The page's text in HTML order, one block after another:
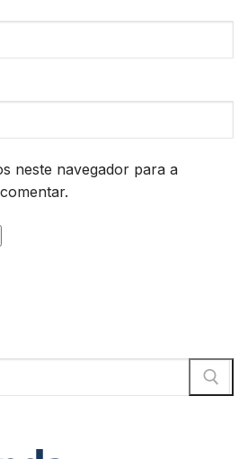
neste navegador para a